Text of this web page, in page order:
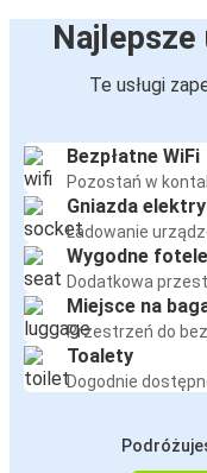
Najlepsze
Te usługi
Bezpłatne WiFi
Pozostań w
Gniazda
Ładowanie
Wygodne fotele
Dodatkowa
Miejsce na
Przestrzeń do
Toalety
Dogodnie